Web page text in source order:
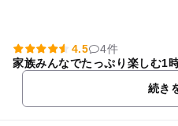
4.5
4件
家族みんなでたっぷり楽しむ1
続き